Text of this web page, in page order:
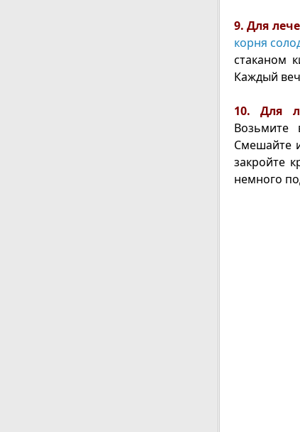
9. Для
корня
стаканом
Каждый
10. Для
Возьмите
Смешайте
закройте
немного